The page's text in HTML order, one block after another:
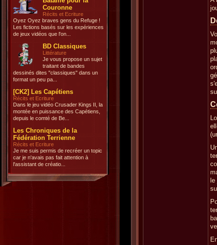
Couronne
Récits et Ecriture
Oyez Oyez braves gens du Refuge !
Les fictions basés sur les expériences
de jeux vidéos que l'on...
BD Classiques
Littérature
Je vous propose un sujet
traitant de bandes
dessinés dites "classiques" dans un
format un peu pa...
[CK2] Les Capétiens
Récits et Ecriture
Dans le jeu vidéo Crusader Kings II, la
montée en puissance des Capétiens,
depuis le comté de Be...
Les Chroniques de la
Fédération Terrienne
Récits et Ecriture
Je me suis permis de recréer un topic
car je n'avais pas fait attention à
l'assistant de créatio...